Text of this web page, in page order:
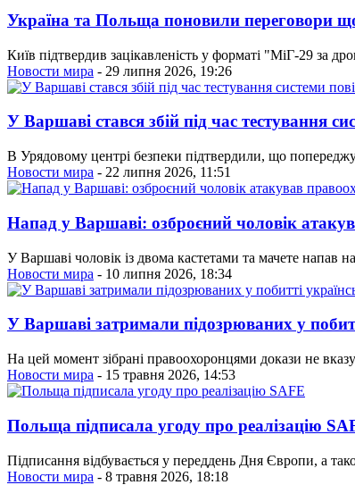
Україна та Польща поновили переговори
Київ підтвердив зацікавленість у форматі "МіГ-29 за
Новости мира - 29 липня 2026, 19:26
У Варшаві стався збій під час тестування
В Урядовому центрі безпеки підтвердили, що
Новости мира - 22 липня 2026, 11:51
Напад у Варшаві: озброєний чоловік
У Варшаві чоловік із двома кастетами та мачете напав
Новости мира - 10 липня 2026, 18:34
У Варшаві затримали підозрюваних у
На цей момент зібрані правоохоронцями докази не
Новости мира - 15 травня 2026, 14:53
Польща підписала угоду про реалізацію
Підписання відбувається у переддень Дня Європи, а
Новости мира - 8 травня 2026, 18:18